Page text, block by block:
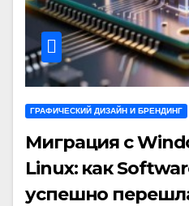
ГРАФИЧЕСКИЙ ДИЗАЙН И БРЕНДИНГ
Миграция с
Linux: как
успешно